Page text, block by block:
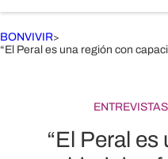
BONVIVIR>
“El Peral es una región con
ENTREVISTAS
“El Peral